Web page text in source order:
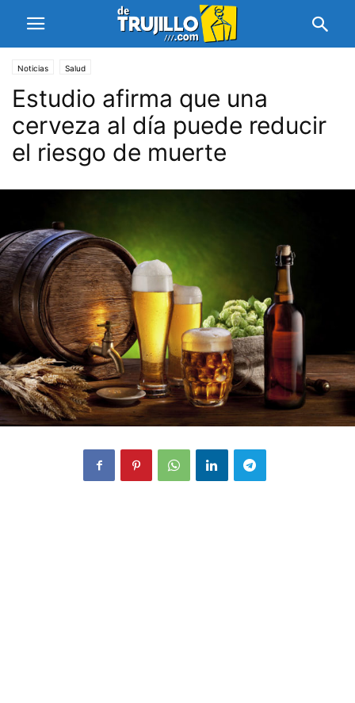
Noticias Salud
Estudio afirma que una
cerveza al día puede reducir
el riesgo de muerte